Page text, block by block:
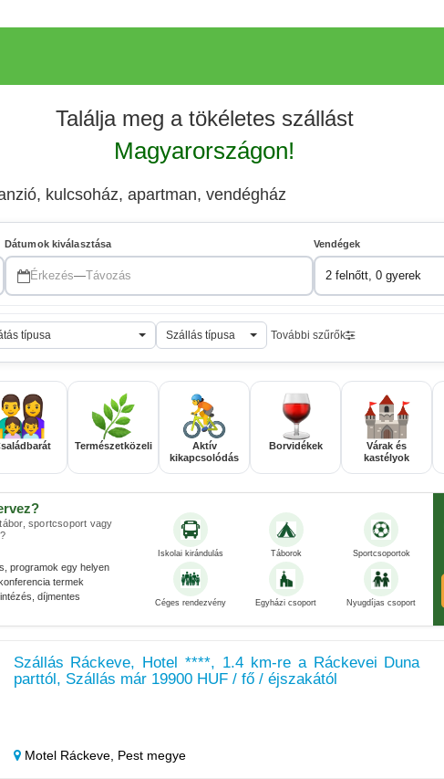
Találja meg a tökéletes szállást
Magyarországon!
kulcsoház, apartman, vendégház
Dátumok kiválasztása
Érkezés—Távozás
Vendégek
2 felnőtt, 0 gyerek
típusa Szállás típusa További szűrők
Természetközeli
Aktív
kikapcsolódás
Borvidékek
Várak és
kastélyok
sportcsoport vagy
programok egy helyen
termek
díjmentes
Iskolai kirándulás Táborok Sportcsoportok
Céges rendezvény Egyházi csoport Nyugdíjas csoport
Szállás Ráckeve, Hotel ****, 1.4 km-re a Ráckevei Duna
parttól, Szállás már 19900 HUF / fő / éjszakától
Motel Ráckeve, Pest megye